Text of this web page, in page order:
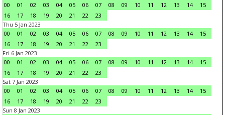
00
01 02 03 04 05 06 07 08 09 10 11 12 13 14
15
16
17 18 19 20 21 22
23
Thu 5 Jan 2023
00
01 02 03 04 05 06 07 08 09 10 11 12 13 14
15
16
17 18 19 20 21 22
23
Fri 6 Jan 2023
00
01 02 03 04 05 06 07 08 09 10 11 12 13 14
15
16
17 18 19 20 21 22
23
Sat 7 Jan 2023
00
01 02 03 04 05 06 07 08 09 10 11 12 13 14
15
16
17 18 19 20 21 22
23
Sun 8 Jan 2023